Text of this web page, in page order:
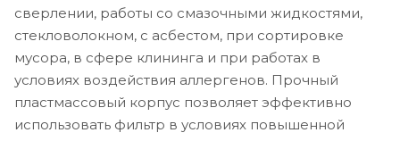
сверлении, работы со смазочными жидкостями,
стекловолокном, с асбестом, при сортировке
мусора, в сфере клининга и при работах в
условиях воздействия аллергенов. Прочный
пластмассовый корпус позволяет эффективно
использовать фильтр в условиях повышенной